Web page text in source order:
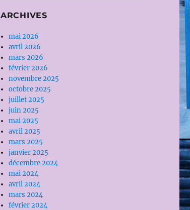
ARCHIVES
mai 2026
avril 2026
mars 2026
février 2026
novembre 2025
octobre 2025
juillet 2025
juin 2025
mai 2025
avril 2025
mars 2025
janvier 2025
décembre 2024
mai 2024
avril 2024
mars 2024
février 2024